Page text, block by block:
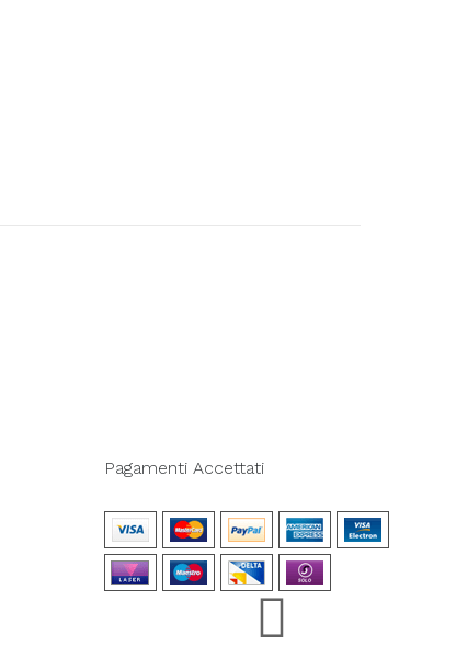
Pagamenti Accettati